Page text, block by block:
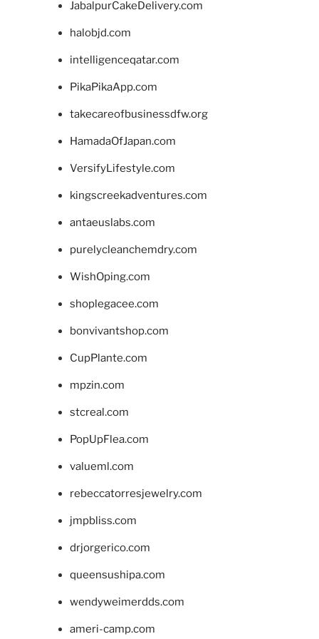
JabalpurCakeDelivery.com
halobjd.com
intelligenceqatar.com
PikaPikaApp.com
takecareofbusinessdfw.org
HamadaOfJapan.com
VersifyLifestyle.com
kingscreekadventures.com
antaeuslabs.com
purelycleanchemdry.com
WishOping.com
shoplegacee.com
bonvivantshop.com
CupPlante.com
mpzin.com
stcreal.com
PopUpFlea.com
valueml.com
rebeccatorresjewelry.com
jmpbliss.com
drjorgerico.com
queensushipa.com
wendyweimerdds.com
ameri-camp.com